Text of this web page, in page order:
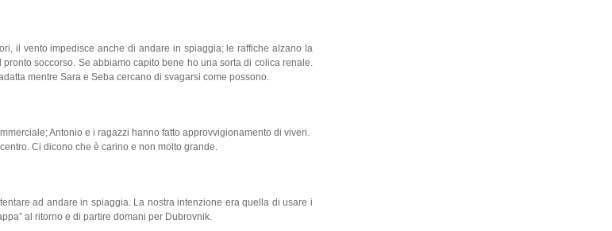
il vento impedisce anche di andare in spiaggia; le raffiche alzano la
soccorso. Se abbiamo capito bene ho una sorta di colica renale.
mentre Sara e Seba cercano di svagarsi come possono.
Antonio e i ragazzi hanno fatto approvvigionamento di viveri.
Ci dicono che è carino e non molto grande.
ad andare in spiaggia. La nostra intenzione era quella di usare i
al ritorno e di partire domani per Dubrovnik.